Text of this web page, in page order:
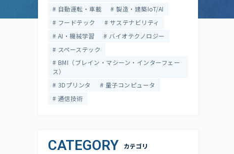
自動運転・車載
製造・建築IoT/AI
フードテック
サステナビリティ
AI・機械学習
バイオテクノロジー
スペーステック
BMI（ブレイン・マシーン・インターフェー
ス）
3Dプリンタ
量子コンピュータ
通信技術
CATEGORY カテゴリ